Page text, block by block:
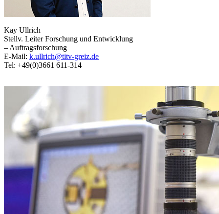
Kay Ullrich
Stellv. Leiter Forschung und Entwicklung
– Auftragsforschung
E-Mail: k.ullrich@titv-greiz.de
Tel: +49(0)3661 611-314